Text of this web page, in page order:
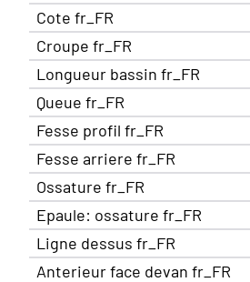
Cote fr_FR
Croupe fr_FR
Longueur bassin fr_FR
Queue fr_FR
Fesse profil fr_FR
Fesse arriere fr_FR
Ossature fr_FR
Epaule: ossature fr_FR
Ligne dessus fr_FR
Anterieur face devan fr_FR